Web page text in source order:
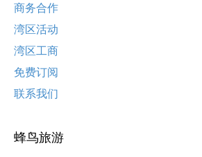
商务合作
湾区活动
湾区工商
免费订阅
联系我们
蜂鸟旅游